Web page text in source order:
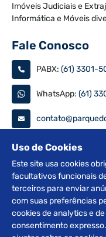
Imóveis Judiciais e
Informática e Móveis
Fale Conosco
PABX: (61) 3301-
WhatsApp: (61)
Consulte seu
Siga nas redes
Uso de Cookies
Este site usa cookies
facultativos funcionais
terceiros para enviar
com suas preferências
cookies de analytics e
consentimento